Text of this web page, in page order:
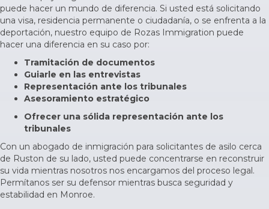
puede hacer un mundo de diferencia. Si usted está solicitando
una visa, residencia permanente o ciudadanía, o se enfrenta a la
deportación, nuestro equipo de Rozas Immigration puede
hacer una diferencia en su caso por:
Tramitación de documentos
Guiarle en las entrevistas
Representación ante los tribunales
Asesoramiento estratégico
Ofrecer una sólida representación ante los
tribunales
Con un abogado de inmigración para solicitantes de asilo cerca
de Ruston de su lado, usted puede concentrarse en reconstruir
su vida mientras nosotros nos encargamos del proceso legal.
Permítanos ser su defensor mientras busca seguridad y
estabilidad en Monroe.